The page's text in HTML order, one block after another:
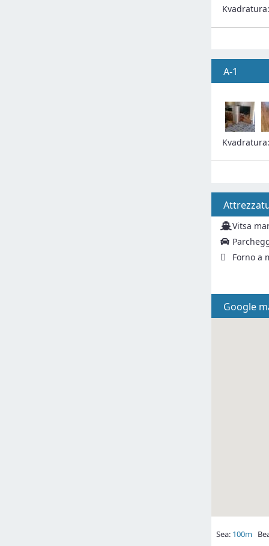
A-1
Vitsa
Forno a
Google
Sea: 100m